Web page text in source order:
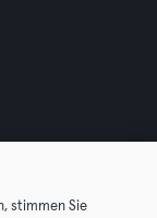
reserved.
stimmen Sie